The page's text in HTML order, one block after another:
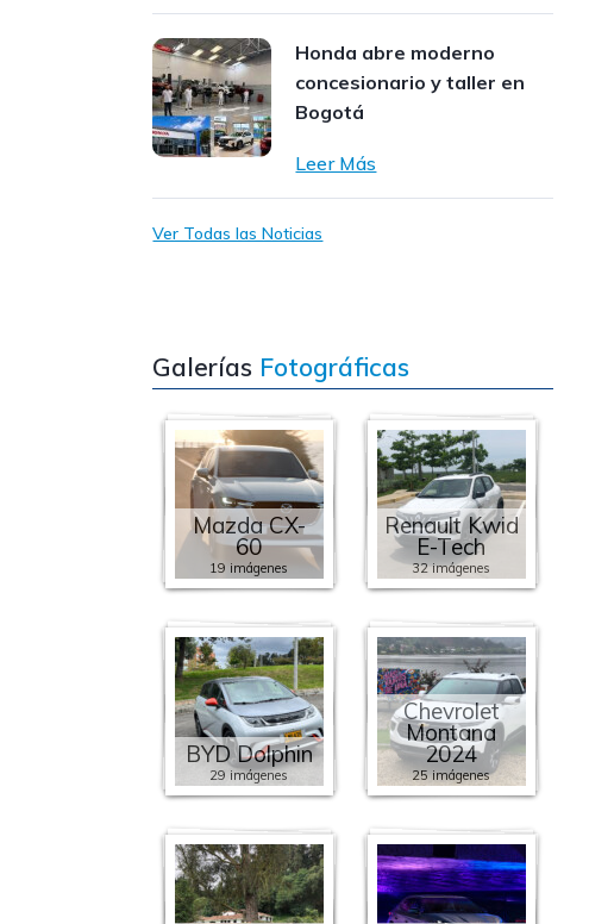
Honda abre moderno
concesionario y taller en
Bogotá
Leer Más
Ver Todas las Noticias
Galerías Fotográficas
Mazda CX-
60
19 imágenes
Renault Kwid
E-Tech
32 imágenes
BYD Dolphin
29 imágenes
Chevrolet
Montana
2024
25 imágenes